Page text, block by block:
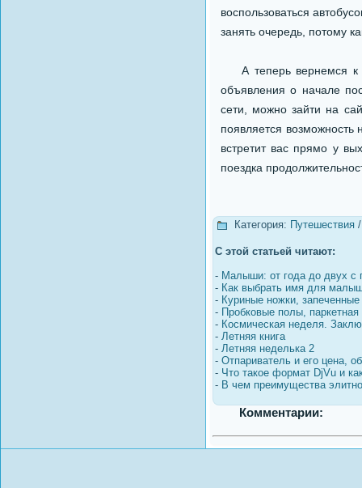
воспользоваться
занять очередь, потому
А теперь вернемся к
объявления о начале
сети, можно зайти на
появляется
встретит вас прямо у
поездка
Категория: Путешествия
С этой статьей читают:
- Малыши: от года до двух с
- Как выбрать имя для
- Куриные ножки,
- Пробковые полы,
- Космическая неделя.
- Летняя книга
- Летняя неделька 2
- Отпариватель и его цена,
- Что такое формат DjVu и
- В чем преимущества
Комментарии: